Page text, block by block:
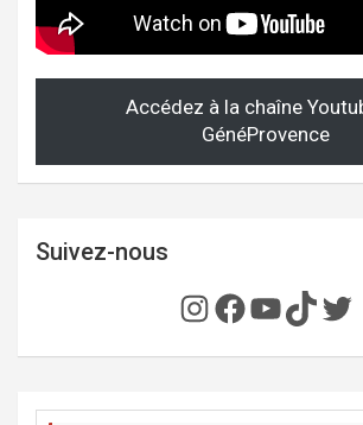
Accédez à la chaîne
GénéProvence
Suivez-nous
Instagram
Facebook